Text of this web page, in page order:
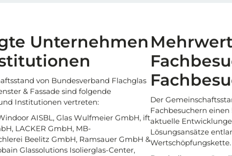
Unternehmen
von Bundesverband Flachglas
& Fassade sind folgende
Institutionen vertreten:
AISBL, Glas Wulfmeier GmbH, ift
LACKER GmbH, MB-
Beelitz GmbH, Ramsauer GmbH &
Glassolutions Isolierglas-Center,
Der
Fachbesuchern
aktuelle
Lösungsansätze
Wertschöpfungskette.